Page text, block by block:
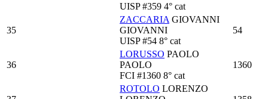
UISP #359 4° cat
35
ZACCARIA GIOVANNI
GIOVANNI
UISP #54 8° cat
54
36
LORUSSO PAOLO
PAOLO
FCI #1360 8° cat
1360
ROTOLO LORENZO